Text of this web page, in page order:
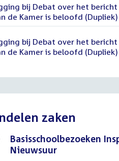
bij Debat over het
de Kamer is beloofd
bij Debat over het
de Kamer is beloofd
zaken
Basisschoolbezoeken
Nieuwsuur